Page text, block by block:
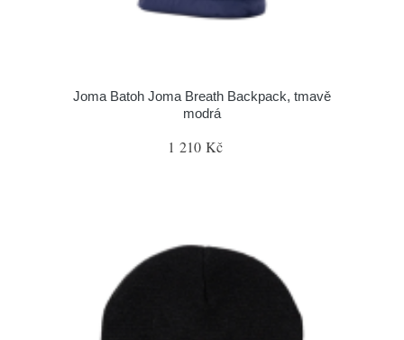
Joma Batoh Joma Breath Backpack, tmavě
modrá
1 210 Kč